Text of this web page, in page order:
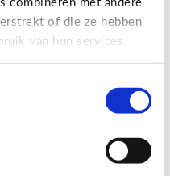
of die ze hebben
van hun services.